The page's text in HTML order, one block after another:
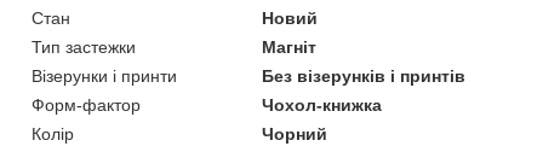
Стан
Новий
Тип застежки
Магніт
Візерунки і принти
Без візерунків і принтів
Форм-фактор
Чохол-книжка
Колір
Чорний